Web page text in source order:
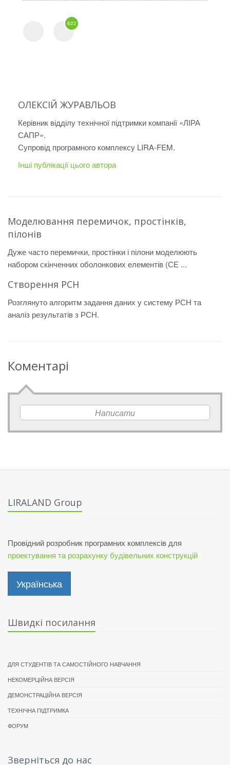
622
ОЛЕКСІЙ ЖУРАВЛЬОВ
Керівник відділу технічної підтримки компанії «ЛІРА
САПР».
Супровід програмного комплексу LIRA-FEM.
Інші публікації цього автора
Моделювання перемичок, простінків,
пілонів
Дуже часто перемички, простінки і пілони моделюють
набором скінченних оболонкових елементів (СЕ ...
Створення РСН
Розглянуто алгоритм задання даних у систему РСН та
аналіз результатів з РСН.
Коментарі
Написати
LIRALAND Group
Провідний розробник програмних комплексів для
проектування та розрахунку будівельних конструкцій
Українська
Швидкі посилання
ДЛЯ СТУДЕНТІВ ТА САМОСТІЙНОГО НАВЧАННЯ
НЕКОМЕРЦІЙНА ВЕРСІЯ
ДЕМОНСТРАЦІЙНА ВЕРСІЯ
ТЕХНІЧНА ПІДТРИМКА
ФОРУМ
Зверніться до нас